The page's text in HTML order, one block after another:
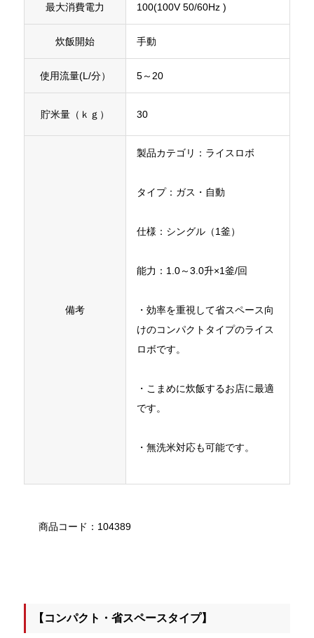
最大消費電力 100(100V 50/60Hz )
炊飯開始 手動
使用流量(L/分） 5～20
貯米量（ｋｇ） 30
備考
製品カテゴリ：ライスロボ
タイプ：ガス・自動
仕様：シングル（1釜）
能力：1.0～3.0升×1釜/回
・効率を重視して省スペース向
けのコンパクトタイプのライス
ロボです。
・こまめに炊飯するお店に最適
です。
・無洗米対応も可能です。
商品コード：104389
【コンパクト・省スペースタイプ】